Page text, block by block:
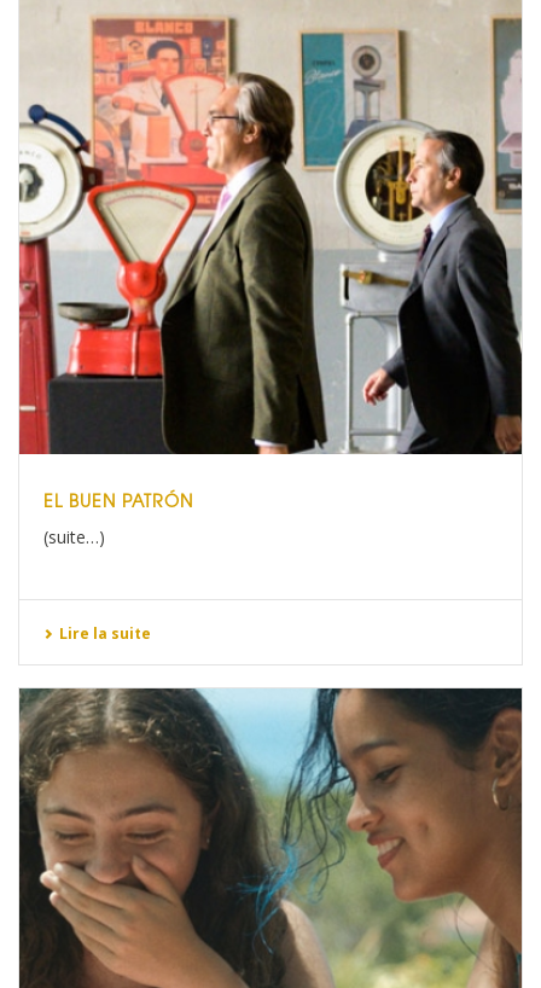
EL BUEN PATRÓN
(suite…)
Lire la suite